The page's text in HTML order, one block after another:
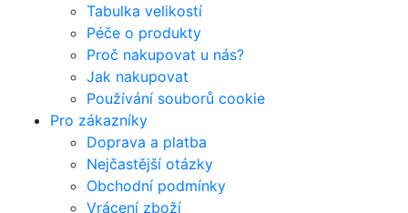
Tabulka velikostí
Péče o produkty
Proč nakupovat u nás?
Jak nakupovat
Používání souborů cookie
Pro zákazníky
Doprava a platba
Nejčastější otázky
Obchodní podmínky
Vrácení zboží